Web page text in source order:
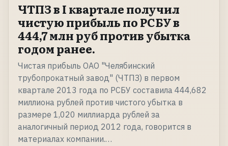
ЧТПЗ в I квартале получил
чистую прибыль по РСБУ в
444,7 млн руб против убытка
годом ранее.
Чистая прибыль ОАО "Челябинский
трубопрокатный завод" (ЧТПЗ) в первом
квартале 2013 года по РСБУ составила 444,682
миллиона рублей против чистого убытка в
размере 1,020 миллиарда рублей за
аналогичный период 2012 года, говорится в
материалах компании.…